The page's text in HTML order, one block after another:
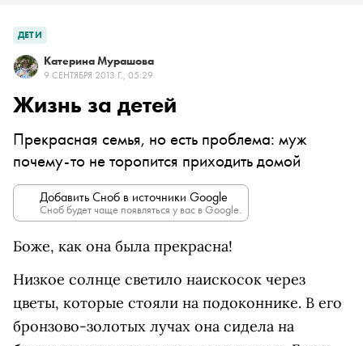
ДЕТИ
Катерина Мурашова
9 СЕНТЯБРЯ 2013 Г., 05:29
Жизнь за детей
Прекрасная семья, но есть проблема: муж
почему-то не торопится приходить домой
Добавить Сноб в источники Google
Сноб будет чаще появляться у вас в Google.
Боже, как она была прекрасна!
Низкое солнце светило наискосок через
цветы, которые стояли на подоконнике. В его
бронзово-золотых лучах она сидела на